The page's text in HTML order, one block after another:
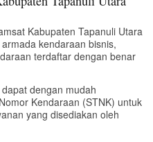
Kabupaten Tapanuli Utara
kendaraan bisnis,
terdaftar dengan benar
dapat dengan mudah
Kendaraan (STNK) untuk
yang disediakan oleh